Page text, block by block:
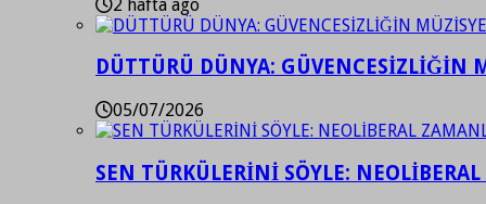
2 hafta ago
DÜTTÜRÜ DÜNYA: GÜVENCESİZLİĞİN
05/07/2026
SEN TÜRKÜLERİNİ SÖYLE: